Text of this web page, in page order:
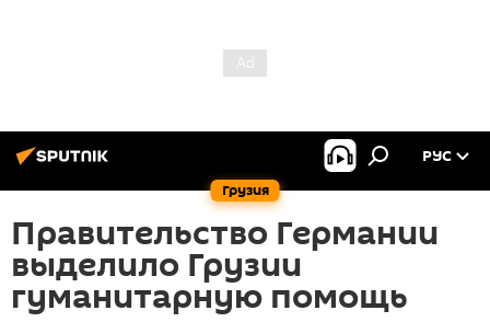
Грузия
РУС
Правительство Германии
выделило Грузии
гуманитарную помощь